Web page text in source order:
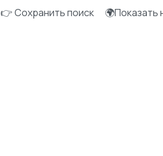
👉 Сохранить поиск 🌍Показать